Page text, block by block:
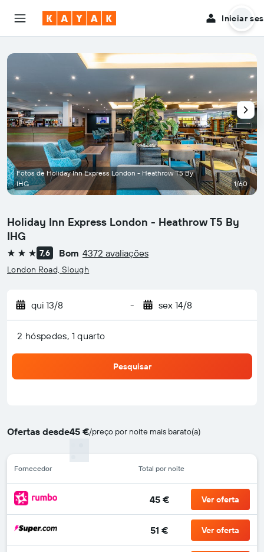
Iniciar
Holiday Inn Express London - Heathrow T5 By
IHG
3 estrelas7,6 Bom 4372 avaliações
London Road, Slough
qui 13/8 - sex 14/8
2 hóspedes, 1 quarto
Pesquisar
Ofertas desde45 €/preço por noite mais barato(a)
Fornecedor Total por noite
45 € Ver oferta
51 € Ver oferta
Fotos de Holiday Inn Express London - Heathrow T5 By
IHG
1/60